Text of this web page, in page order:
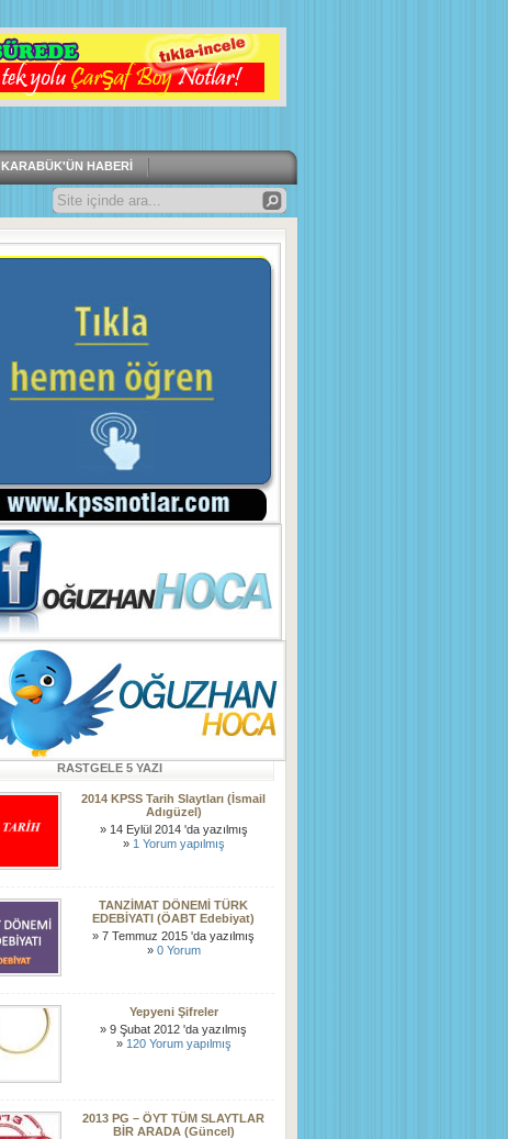
KARABÜK'ÜN HABERI
RASTGELE 5 YAZI
2014 KPSS Tarih Slaytları (İsmail
Adıgüzel)
» 14 Eylül 2014 'da yazılmış
» 1 Yorum yapılmış
TANZİMAT DÖNEMİ TÜRK
EDEBİYATI (ÖABT Edebiyat)
» 7 Temmuz 2015 'da yazılmış
» 0 Yorum
Yepyeni Şifreler
» 9 Şubat 2012 'da yazılmış
» 120 Yorum yapılmış
2013 PG – ÖYT TÜM SLAYTLAR
BİR ARADA (Güncel)